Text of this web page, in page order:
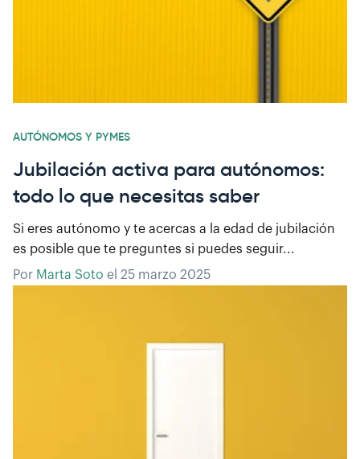
AUTÓNOMOS Y PYMES
Jubilación activa para autónomos:
todo lo que necesitas saber
Si eres autónomo y te acercas a la edad de jubilación
es posible que te preguntes si puedes seguir...
Por Marta Soto el 25 marzo 2025